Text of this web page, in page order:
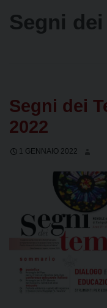
Segni
Segni dei
2022
1 GENNAIO 2022